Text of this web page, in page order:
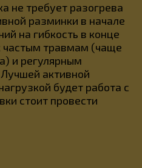
не требует разогрева
разминки в начале
на гибкость в конце
частым травмам (чаще
и регулярным
активной
будет работа с
стоит провести